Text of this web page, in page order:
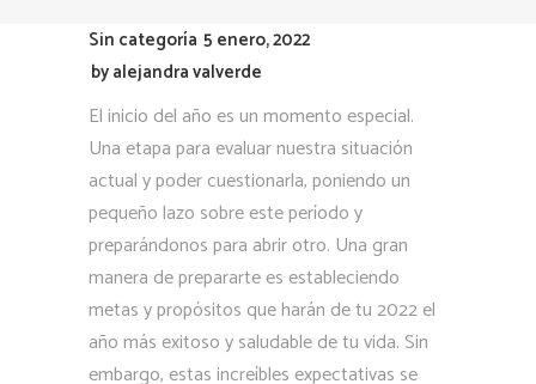
Sin categoría 5 enero, 2022
byalejandra valverde
El inicio del año es un momento especial.
Una etapa para evaluar nuestra situación
actual y poder cuestionarla, poniendo un
pequeño lazo sobre este período y
preparándonos para abrir otro. Una gran
manera de prepararte es estableciendo
metas y propósitos que harán de tu 2022 el
año más exitoso y saludable de tu vida. Sin
embargo, estas increíbles expectativas se